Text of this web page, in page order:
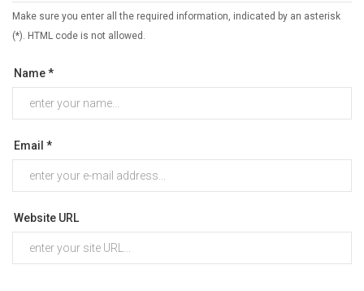
Make sure you enter all the required information, indicated by an asterisk
(*). HTML code is not allowed.
Name *
Email *
Website URL